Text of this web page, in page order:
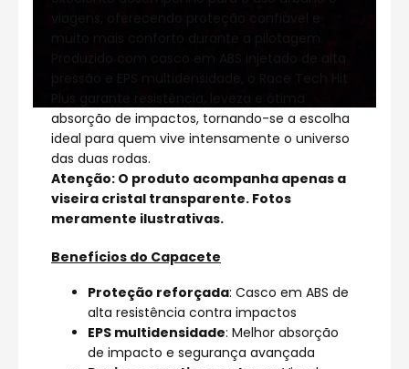
absorção de impactos, tornando-se a escolha
ideal para quem vive intensamente o universo
das duas rodas.
Atenção: O produto acompanha apenas a
viseira cristal transparente. Fotos
meramente ilustrativas.
Benefícios do Capacete
Proteção reforçada: Casco em ABS de
alta resistência contra impactos
EPS multidensidade: Melhor absorção
de impacto e segurança avançada